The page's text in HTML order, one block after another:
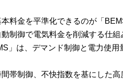
料金を平準化できるのが「
制御で電気料金を削減する仕組
」は、デマンド制御と電力使用
帯制御、不快指数を基にした